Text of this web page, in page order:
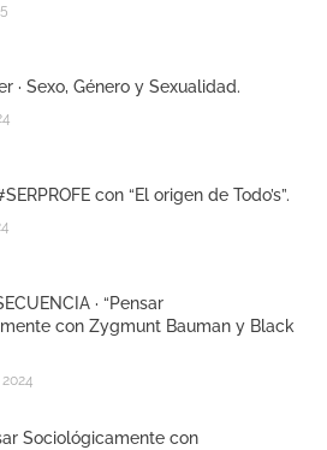
· Sexo, Género y Sexualidad.
con “El origen de Todo’s”.
· “Pensar
con Zygmunt Bauman y Black
Sociológicamente con